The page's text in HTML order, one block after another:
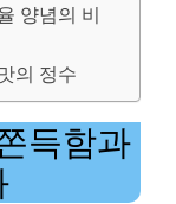
양념의 비
의 정수
득함과